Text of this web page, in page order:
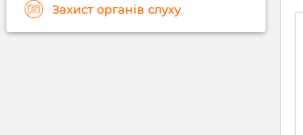
Захист органів слуху